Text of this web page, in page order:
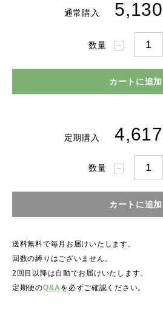
通常購入 5,130
数量
定期購入 4,617
数量
送料無料で毎月お届けいたします。
回数の縛りはございません。
2回目以降は自動でお届けいたします。
定期便のQ&Aを必ずご確認ください。